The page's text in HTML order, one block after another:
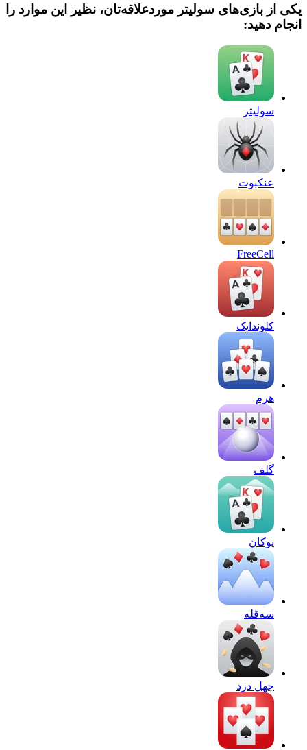
یکی از بازی‌های سولیتر موردعلاقه‌تان، نظیر این موارد را
انجام دهید:
سولیتر
عنکبوت
FreeCell
کلوندایک
هرم
گلف
یوکان
سه‌قله
چهل دزد